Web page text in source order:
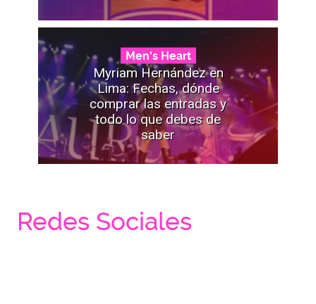
Men's Heart
Myriam Hernández en
Lima: Fechas, dónde
comprar las entradas y
todo lo que debes de
saber
Redes Sociales